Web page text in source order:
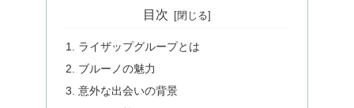
目次
ライザップグループとは
ブルーノの魅力
意外な出会いの背景